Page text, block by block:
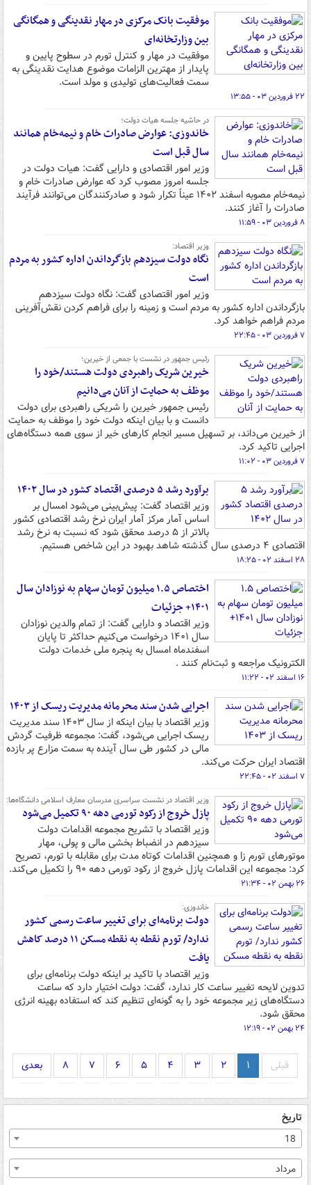
موفقیت بانک مرکزی در مهار نقدینگی و همگانگی
بین وزارتخانه‌ای
موفقیت در مهار و ‎کنترل تورم در سطوح پایین و
پایدار از مهترین الزامات موضوع هدایت نقدینگی به
سمت فعالیت‌های تولیدی و مولد است.
۲۲ فروردین ۰۳ - ۱۳:۵۵
در حاشیه جلسه هیات دولت؛
خاندوزی: عوارض صادرات خام و نیمه‌خام همانند
سال قبل است
وزیر امور اقتصادی و دارایی گفت: هیات دولت در
جلسه امروز مصوب کرد که عوارض صادرات خام و
نیمه‌خام مصوبه اسفند ۱۴۰۲ عیناً تکرار شود و صادرکنندگان می‌توانند فرآیند
صادرات را آغاز کنند.
۸ فروردین ۰۳ - ۱۱:۵۹
وزیر اقتصاد:
نگاه دولت سیزدهم بازگرداندن اداره کشور به مردم
است
وزیر امور اقتصادی گفت: نگاه دولت سیزدهم
بازگرداندن اداره کشور به مردم است و زمینه را برای فراهم کردن نقش‌آفرینی
مردم فراهم خواهد کرد.
۷ فروردین ۰۳ - ۲۲:۴۵
رئیس جمهور در نشست با جمعی از خیرین؛
خیرین شریک راهبردی دولت هستند/خود را
موظف به حمایت از آنان می‌دانیم
رئیس جمهور خیرین را شریکی راهبردی برای دولت
دانست و با بیان اینکه دولت خود را موظف به حمایت
از خیرین می‌داند، بر تسهیل مسیر انجام کارهای خیر از سوی همه دستگاه‌های
اجرایی تاکید کرد.
۷ فروردین ۰۳ - ۱۱:۰۲
برآورد رشد ۵ درصدی اقتصاد کشور در سال ۱۴۰۲
وزیر اقتصاد گفت: پیش‌بینی می‌شود امسال بر
اساس آمار مرکز آمار ایران نرخ رشد اقتصادی کشور
بالاتر از ۵ درصد محقق شود که نسبت به نرخ رشد
اقتصادی ۴ درصدی سال گذشته شاهد بهبود در این شاخص هستیم.
۲۸ اسفند ۰۲ - ۱۸:۲۵
اختصاص ۱.۵ میلیون تومان سهام به نوزادان سال
۱۴۰۱+ جزئیات
وزیر اقتصاد و دارایی گفت: از تمام والدین نوزادان
سال ۱۴۰۱ درخواست می‌کنیم حداکثر تا پایان
اسفندماه امسال به پنجره ملی خدمات دولت
الکترونیک مراجعه و ثبت‌نام کنند .
۱۶ اسفند ۰۲ - ۱۱:۲۲
اجرایی شدن سند محرمانه مدیریت ریسک از ۱۴۰۳
وزیر اقتصاد با بیان اینکه از سال ۱۴۰۳ سند مدیریت
ریسک اجرایی می‌شود، گفت: مجموعه ظرفیت گردش
مالی در کشور طی سال آینده به سمت مزارع پر بازده
اقتصاد ایران حرکت می‌کند.
۷ اسفند ۰۲ - ۲۲:۴۵
وزیر اقتصاد در نشست سراسری مدرسان معارف اسلامی دانشگاه‌ها:
پازل خروج از رکود تورمی دهه ۹۰ تکمیل می‌شود
وزیر اقتصاد با تشریح مجموعه اقدامات دولت
سیزدهم در انضباط بخشی مالی و پولی، مهار
موتورهای تورم زا و همچنین اقدامات کوتاه مدت برای مقابله با تورم، تصریح
کرد: مجموعه این اقدامات پازل خروج از رکود تورمی دهه ۹۰ را تکمیل می‌کند.
۲۶ بهمن ۰۲ - ۲۱:۳۴
خاندوزی:
دولت برنامه‌ای برای تغییر ساعت رسمی کشور
ندارد/ تورم نقطه به نقطه مسکن ۱۱ درصد کاهش
یافت
وزیر اقتصاد با تاکید بر اینکه دولت برنامه‌ای برای
تدوین لایحه تغییر ساعت کار ندارد، گفت: دولت اختیار دارد که ساعت
دستگاه‌های زیر مجموعه خود را به گونه‌ای تنظیم کند که استفاده بهینه انرژی
محقق شود.
۲۴ بهمن ۰۲ - ۱۲:۱۹
قبلی ۱ ۲ ۳ ۴ ۵ ۶ ۷ ۸ بعدی
تاریخ
18
مرداد